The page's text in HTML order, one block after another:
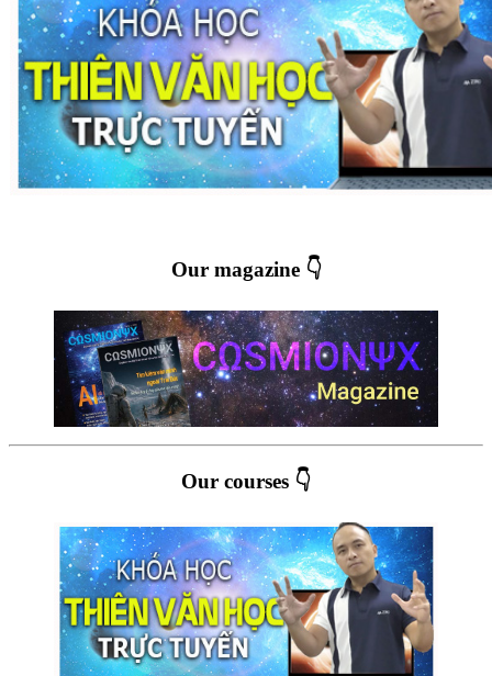
Our magazine 👇
Our courses 👇